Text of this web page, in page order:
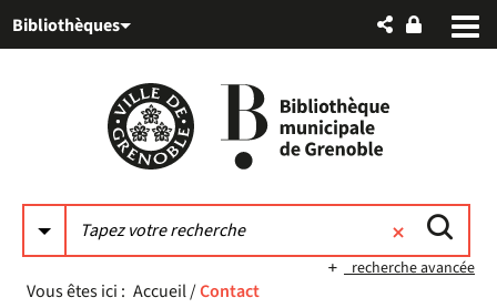
au
auBibliothèques
recherche avancée
Vous êtes ici : Accueil/Contact